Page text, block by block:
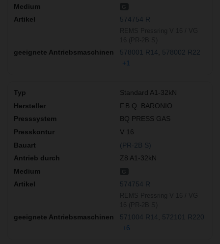
574754 R
578001 R14
578002 R22
+1
Standard A1-32kN
F.B.Q. BARONIO
BQ PRESS GAS
V 16
(PR-2B S)
Z8 A1-32kN
574754 R
571004 R14
572101 R220
+6